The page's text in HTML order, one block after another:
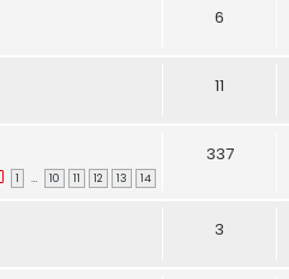
6
11
1 … 10 11 12 13 14
337
3